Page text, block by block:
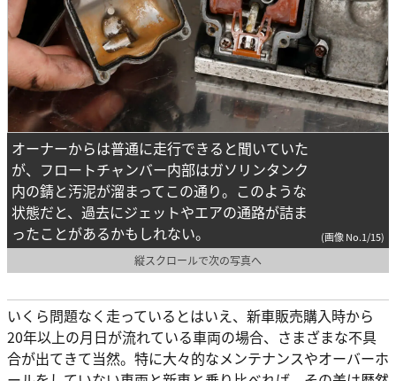
オーナーからは普通に走行できると聞いていた
が、フロートチャンバー内部はガソリンタンク
内の錆と汚泥が溜まってこの通り。このような
状態だと、過去にジェットやエアの通路が詰ま
ったことがあるかもしれない。
(画像 No.1/15)
縦スクロールで次の写真へ
いくら問題なく走っているとはいえ、新車販売購入時から
20年以上の月日が流れている車両の場合、さまざまな不具
合が出てきて当然。特に大々的なメンテナンスやオーバーホ